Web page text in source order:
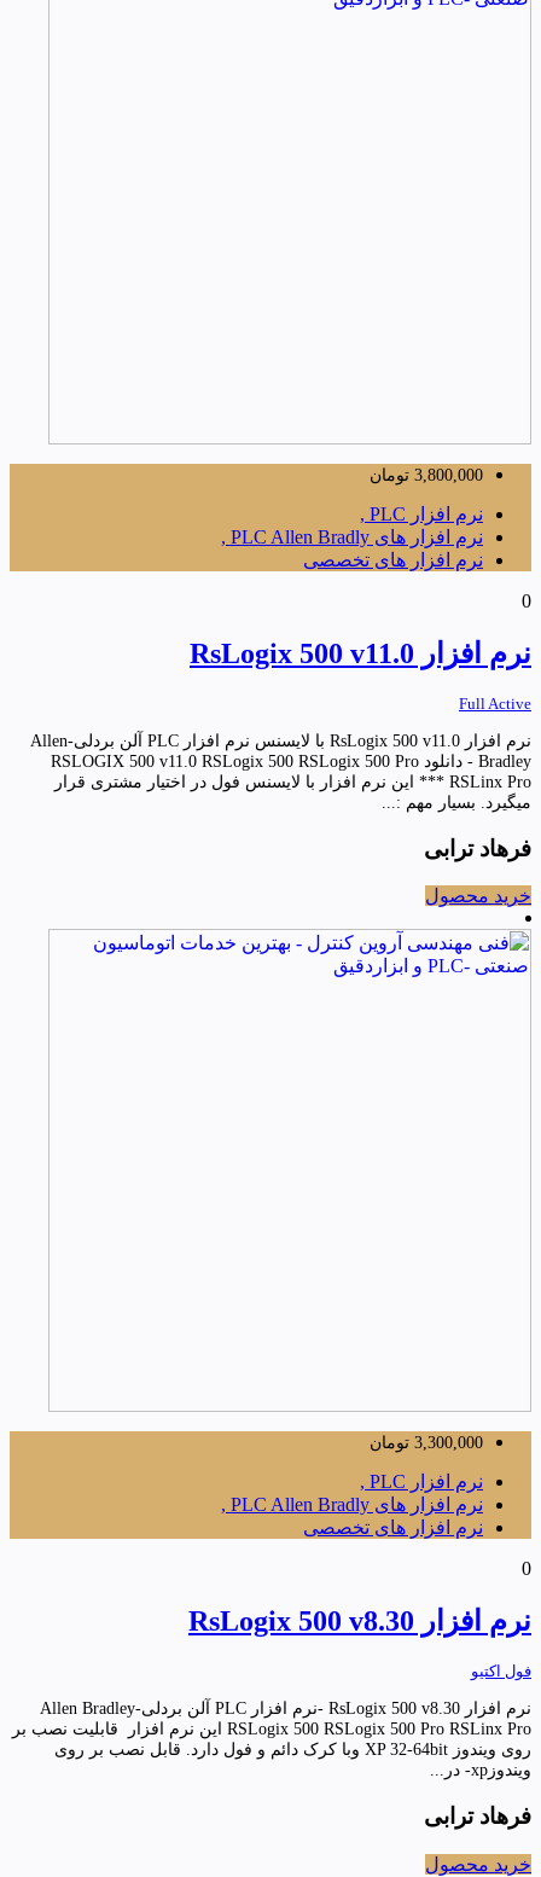
3,800,000 تومان
نرم افزار PLC ,
نرم افزار های PLC Allen Bradly ,
نرم افزار های تخصصی
0
نرم افزار RsLogix 500 v11.0
Full Active
نرم افزار RsLogix 500 v11.0 با لایسنس نرم افزار PLC آلن بردلی-Allen
Bradley - دانلود RSLOGIX 500 v11.0 RSLogix 500 RSLogix 500 Pro
RSLinx Pro *** این نرم افزار با لایسنس فول در اختیار مشتری قرار
میگیرد. بسیار مهم :...
فرهاد ترابی
خرید محصول
3,300,000 تومان
نرم افزار PLC ,
نرم افزار های PLC Allen Bradly ,
نرم افزار های تخصصی
0
نرم افزار RsLogix 500 v8.30
فول اکتیو
نرم افزار RsLogix 500 v8.30 -نرم افزار PLC آلن بردلی-Allen Bradley
RSLogix 500 RSLogix 500 Pro RSLinx Pro این نرم افزار قابلیت نصب بر
روی ویندوز XP 32-64bit وبا کرک دائم و فول دارد. قابل نصب بر روی
ویندوزxp- در...
فرهاد ترابی
خرید محصول